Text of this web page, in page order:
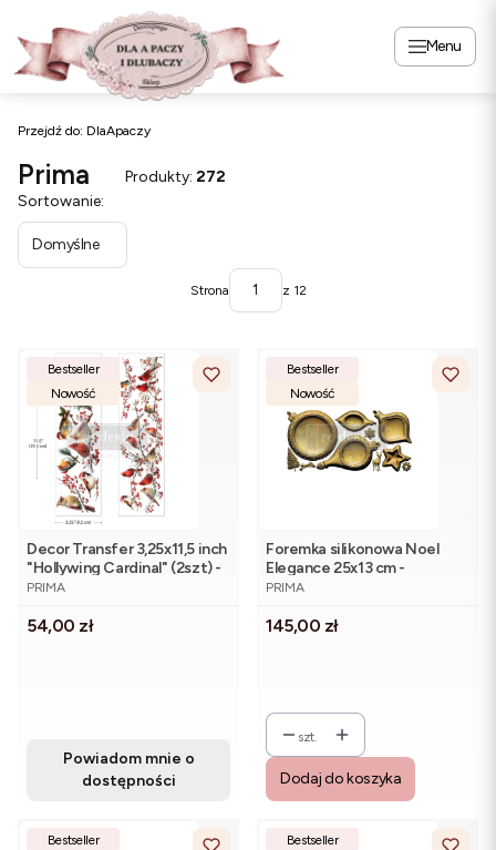
Menu
Przejdź do: DlaApaczy
Prima Produkty: 272
Lista produktów
Sortowanie:
Domyślne
Strona z 12
Bestseller
Nowość
Decor Transfer 3,25x11,5 inch
"Hollywing Cardinal" (2szt) -
Re-Design with Prima
PRODUCENT
PRIMA
Cena
54,00 zł
Powiadom mnie o
dostępności
Bestseller
Nowość
Foremka silikonowa Noel
Elegance 25x13 cm -
Re·Design Prima
PRODUCENT
PRIMA
Cena
145,00 zł
szt.
Dodaj do koszyka
Bestseller
Bestseller